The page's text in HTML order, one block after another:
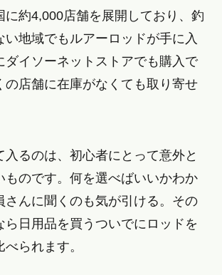
に約4,000店舗を展開しており、釣
い地域でもルアーロッドが手に入
ダイソーネットストアでも購入で
の店舗に在庫がなくても取り寄せ
入るのは、初心者にとって意外と
ものです。何を選べばいいかわか
さんに聞くのも気が引ける。その
ら日用品を買うついでにロッドを
られます。